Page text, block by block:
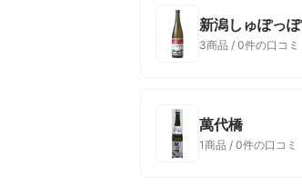
新潟しゅぽっぽ
3商品 / 0件の口コミ
萬代橋
1商品 / 0件の口コミ